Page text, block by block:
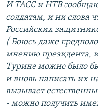
И ТАСС и НТВ
солдатам, и ни слова
Российских
( Боюсь даже
мнению президента,
Турине можно было
и вновь написать их
вызывает
- можно получить